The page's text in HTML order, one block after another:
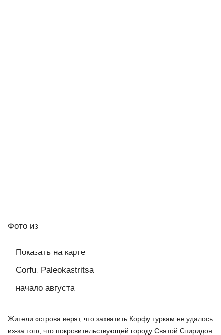
Фото из
Показать на карте
Corfu, Paleokastritsa
начало августа
Жители острова верят, что захватить Корфу туркам не удалось
из-за того, что покровительствующей городу Святой Спиридон